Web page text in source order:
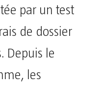
par un test
de dossier
Depuis le
les